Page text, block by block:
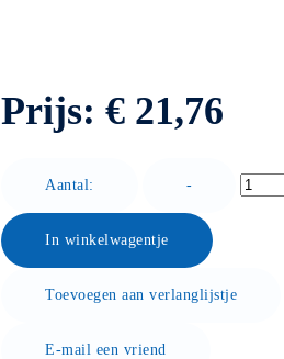
Prijs: € 21,76
Aantal: -
In winkelwagentje
Toevoegen aan verlanglijstje
E-mail een vriend